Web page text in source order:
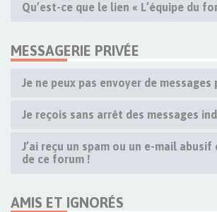
Qu’est-ce que le lien « L’équipe du
MESSAGERIE PRIVÉE
Je ne peux pas envoyer de messages
Je reçois sans arrêt des messages
J’ai reçu un spam ou un e-mail abusif
de ce forum !
AMIS ET IGNORÉS